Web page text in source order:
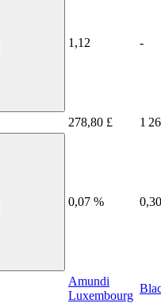
1,12 -
278,80 £ 1
0,07 %
Amundi
Luxembourg